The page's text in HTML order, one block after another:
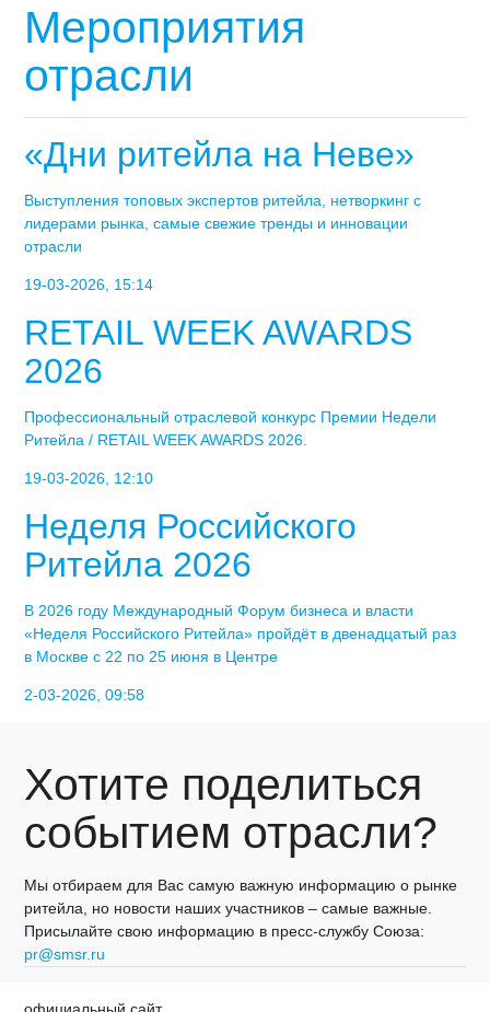
Мероприятия
отрасли
«Дни ритейла на Неве»
Выступления топовых экспертов ритейла, нетворкинг с
лидерами рынка, самые свежие тренды и инновации
отрасли
19-03-2026, 15:14
RETAIL WEEK AWARDS
2026
Профессиональный отраслевой конкурс Премии Недели
Ритейла / RETAIL WEEK AWARDS 2026.
19-03-2026, 12:10
Неделя Российского
Ритейла 2026
В 2026 году Международный Форум бизнеса и власти
«Неделя Российского Ритейла» пройдёт в двенадцатый раз
в Москве с 22 по 25 июня в Центре
2-03-2026, 09:58
Хотите поделиться
событием отрасли?
Мы отбираем для Вас самую важную информацию о рынке
ритейла, но новости наших участников – самые важные.
Присылайте свою информацию в пресс-службу Союза:
pr@smsr.ru